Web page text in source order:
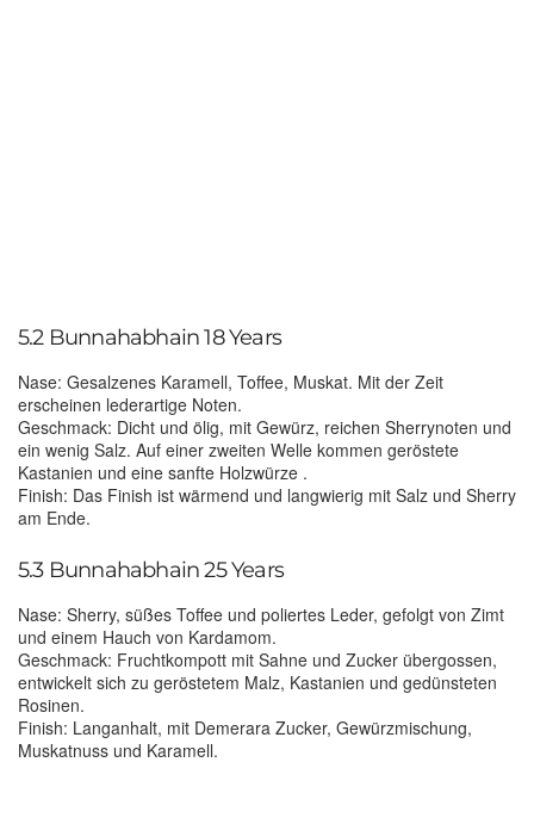
5.2 Bunnahabhain 18 Years
Nase: Gesalzenes Karamell, Toffee, Muskat. Mit der Zeit
erscheinen lederartige Noten.
Geschmack: Dicht und ölig, mit Gewürz, reichen Sherrynoten und
ein wenig Salz. Auf einer zweiten Welle kommen geröstete
Kastanien und eine sanfte Holzwürze .
Finish: Das Finish ist wärmend und langwierig mit Salz und Sherry
am Ende.
5.3 Bunnahabhain 25 Years
Nase: Sherry, süßes Toffee und poliertes Leder, gefolgt von Zimt
und einem Hauch von Kardamom.
Geschmack: Fruchtkompott mit Sahne und Zucker übergossen,
entwickelt sich zu geröstetem Malz, Kastanien und gedünsteten
Rosinen.
Finish: Langanhalt, mit Demerara Zucker, Gewürzmischung,
Muskatnuss und Karamell.